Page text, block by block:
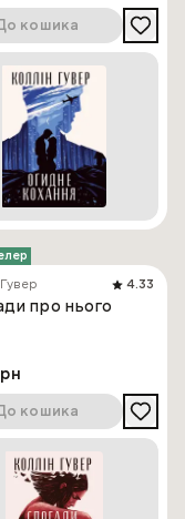
кошика
4.33
про нього
кошика